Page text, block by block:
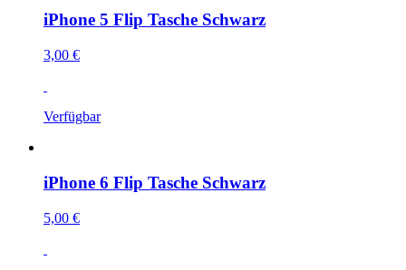
iPhone 5 Flip Tasche Schwarz
3,00 €
Verfügbar
iPhone 6 Flip Tasche Schwarz
5,00 €